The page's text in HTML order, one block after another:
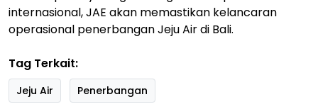
internasional, JAE akan memastikan kelancaran
operasional penerbangan Jeju Air di Bali.
Tag Terkait:
Jeju Air Penerbangan